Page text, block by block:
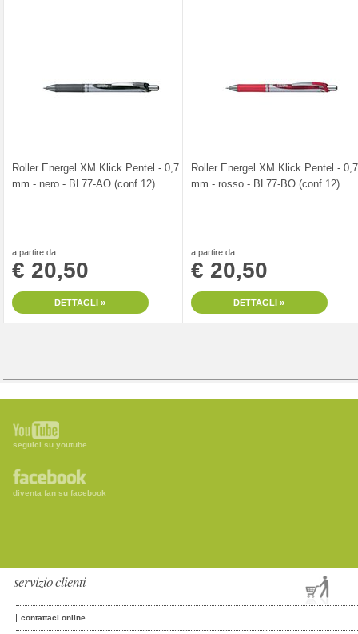
Roller Energel XM Klick Pentel - 0,7
mm - nero - BL77-AO (conf.12)
a partire da
€ 20,50
DETTAGLI »
Roller Energel XM Klick Pentel - 0,7
mm - rosso - BL77-BO (conf.12)
a partire da
€ 20,50
DETTAGLI »
seguici su youtube
diventa fan su facebook
servizio clienti
contattaci online